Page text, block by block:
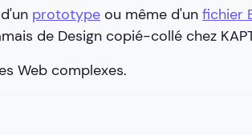
prototype ou même d'un fichier
de Design copié-collé chez
Web complexes.